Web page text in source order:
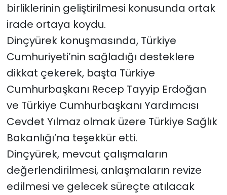
birliklerinin geliştirilmesi konusunda ortak
irade ortaya koydu.
Dinçyürek konuşmasında, Türkiye
Cumhuriyeti’nin sağladığı desteklere
dikkat çekerek, başta Türkiye
Cumhurbaşkanı Recep Tayyip Erdoğan
ve Türkiye Cumhurbaşkanı Yardımcısı
Cevdet Yılmaz olmak üzere Türkiye Sağlık
Bakanlığı’na teşekkür etti.
Dinçyürek, mevcut çalışmaların
değerlendirilmesi, anlaşmaların revize
edilmesi ve gelecek süreçte atılacak